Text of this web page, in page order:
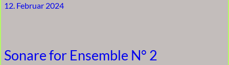
12. Februar 2024
Sonare for Ensemble N° 2